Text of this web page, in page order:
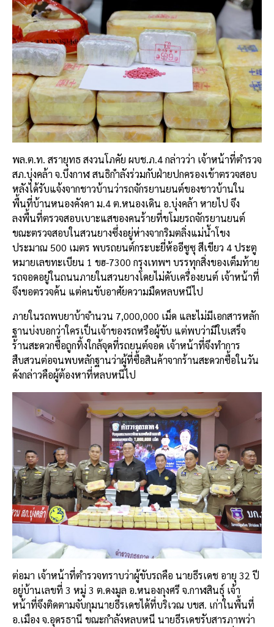
พล.ต.ท. สรายุทธ สงวนโภคัย ผบช.ภ.4 กล่าวว่า เจ้าหน้าที่ตำรวจ
สภ.บุ่งคล้า จ.บึงกาฬ สนธิกำลังร่วมกับฝ่ายปกครองเข้าตรวจสอบ
หลังได้รับแจ้งจากชาวบ้านว่ารถจักรยานยนต์ของชาวบ้านใน
พื้นที่บ้านหนองคังคา ม.4 ต.หนองเดิน อ.บุ่งคล้า หายไป จึง
ลงพื้นที่ตรวจสอบเบาะแสของคนร้ายที่ขโมยรถจักรยานยนต์
ขณะตรวจสอบในสวนยางซึ่งอยู่ห่างจากริมตลิ่งแม่น้ำโขง
ประมาณ 500 เมตร พบรถยนต์กระบะยี่ห้ออีซูซุ สีเขียว 4 ประตู
หมายเลขทะเบียน 1 ขฮ-7300 กรุงเทพฯ บรรทุกสิ่งของเต็มท้าย
รถจอดอยู่ในถนนภายในสวนยางโดยไม่ดับเครื่องยนต์ เจ้าหน้าที่
จึงขอตรวจค้น แต่คนขับอาศัยความมืดหลบหนีไป
ภายในรถพบยาบ้าจำนวน 7,000,000 เม็ด และไม่มีเอกสารหลัก
ฐานบ่งบอกว่าใครเป็นเจ้าของรถหรือผู้ขับ แต่พบว่ามีใบเสร็จ
ร้านสะดวกซื้อถูกทิ้งใกล้จุดที่รถยนต์จอด เจ้าหน้าที่จึงทำการ
สืบสวนต่อจนพบหลักฐานว่าผู้ที่ซื้อสินค้าจากร้านสะดวกซื้อในวัน
ดังกล่าวคือผู้ต้องหาที่หลบหนีไป
ต่อมา เจ้าหน้าที่ตำรวจทราบว่าผู้ขับรถคือ นายธีรเดช อายุ 32 ปี
อยู่บ้านเลขที่ 3 หมู่ 3 ต.ดงมูล อ.หนองกุงศรี จ.กาฬสินธุ์ เจ้า
หน้าที่จึงติดตามจับกุมนายธีรเดชได้ที่บริเวณ บขส. เก่าในพื้นที่
อ.เมือง จ.อุดรธานี ขณะกำลังหลบหนี นายธีรเดชรับสารภาพว่า